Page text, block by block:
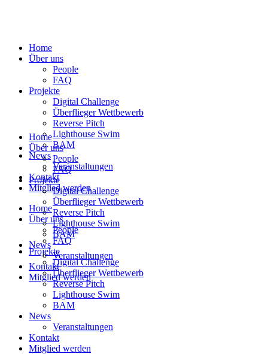
Home
Über uns
People
FAQ
Projekte
Digital Challenge
Überflieger Wettbewerb
Reverse Pitch
Lighthouse Swim
BAM
News
Veranstaltungen
Kontakt
Mitglied werden
Home
Über uns
People
FAQ
Projekte
Digital Challenge
Überflieger Wettbewerb
Reverse Pitch
Lighthouse Swim
BAM
News
Veranstaltungen
Kontakt
Mitglied werden
Home
Über uns
People
FAQ
Projekte
Digital Challenge
Überflieger Wettbewerb
Reverse Pitch
Lighthouse Swim
BAM
News
Veranstaltungen
Kontakt
Mitglied werden